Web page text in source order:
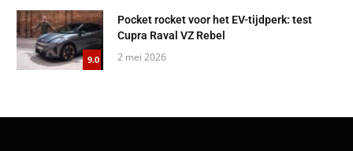
9.0
Pocket rocket voor het EV-tijdperk: test
Cupra Raval VZ Rebel
2 mei 2026